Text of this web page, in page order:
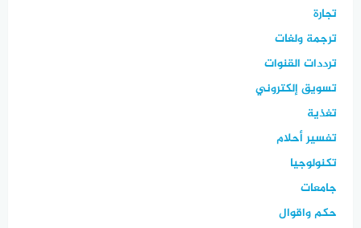
تجارة
ترجمة ولغات
ترددات القنوات
تسويق إلكتروني
تغذية
تفسير أحلام
تكنولوجيا
جامعات
حكم واقوال